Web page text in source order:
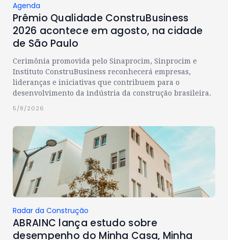
Agenda
Prêmio Qualidade ConstruBusiness
2026 acontece em agosto, na cidade
de São Paulo
Cerimônia promovida pelo Sinaprocim, Sinprocim e
Instituto ConstruBusiness reconhecerá empresas,
lideranças e iniciativas que contribuem para o
desenvolvimento da indústria da construção brasileira.
5/8/2026
Radar da Construção
ABRAINC lança estudo sobre
desempenho do Minha Casa, Minha